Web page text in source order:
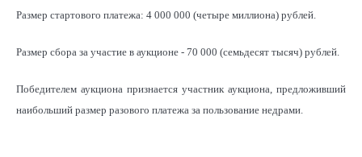
Размер стартового платежа: 4 000 000 (четыре миллиона) рублей.
Размер сбора за участие в аукционе - 70 000 (семьдесят тысяч) рублей.
Победителем аукциона признается участник аукциона, предложивший
наибольший размер разового платежа за пользование недрами.